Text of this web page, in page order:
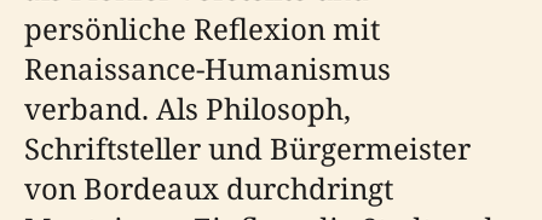
persönliche Reflexion mit
Renaissance-Humanismus
verband. Als Philosoph,
Schriftsteller und Bürgermeister
von Bordeaux durchdringt